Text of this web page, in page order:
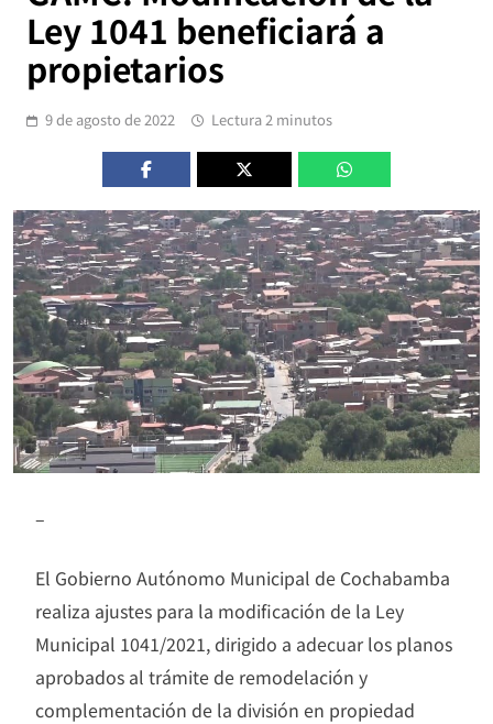
Ley 1041 beneficiará a
propietarios
9 de agosto de 2022 Lectura 2 minutos
–
El Gobierno Autónomo Municipal de Cochabamba
realiza ajustes para la modificación de la Ley
Municipal 1041/2021, dirigido a adecuar los planos
aprobados al trámite de remodelación y
complementación de la división en propiedad